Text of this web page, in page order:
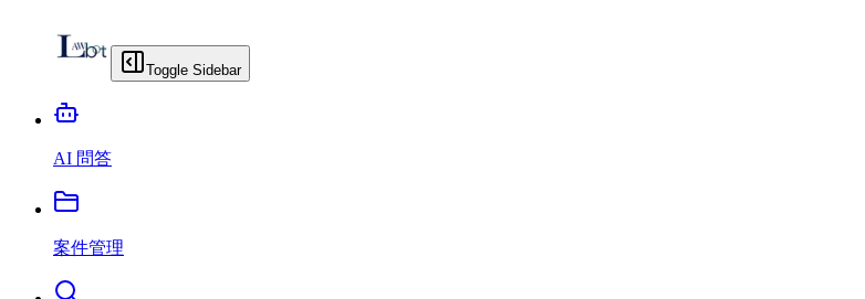
Toggle Sidebar
AI 問答
案件管理